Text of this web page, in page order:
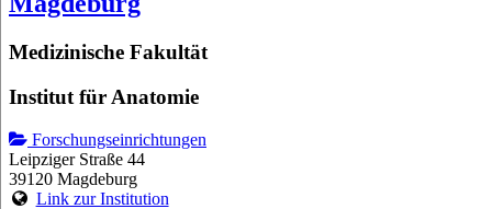
Medizinische Fakultät
Institut für Anatomie
Forschungseinrichtungen
Leipziger Straße 44
39120 Magdeburg
Link zur Institution